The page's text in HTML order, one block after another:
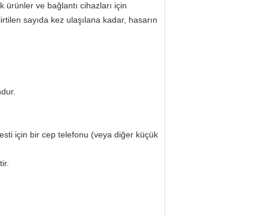
ve bağlantı cihazları için
sayıda kez ulaşılana kadar, hasarın
için bir cep telefonu (veya diğer küçük